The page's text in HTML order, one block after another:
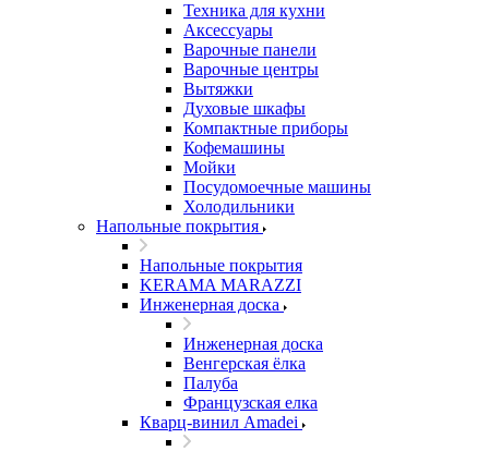
Техника для кухни
Аксессуары
Варочные панели
Варочные центры
Вытяжки
Духовые шкафы
Компактные приборы
Кофемашины
Мойки
Посудомоечные машины
Холодильники
Напольные покрытия
Напольные покрытия
KERAMA MARAZZI
Инженерная доска
Инженерная доска
Венгерская ёлка
Палуба
Французская елка
Кварц-винил Amadei